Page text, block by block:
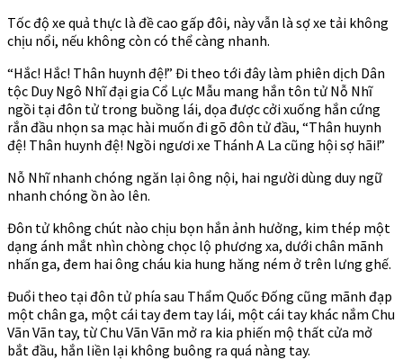
Tốc độ xe quả thực là đề cao gấp đôi, này vẫn là sợ xe tải không
chịu nổi, nếu không còn có thể càng nhanh.
“Hắc! Hắc! Thân huynh đệ!” Đi theo tới đây làm phiên dịch Dân
tộc Duy Ngô Nhĩ đại gia Cổ Lực Mẫu mang hắn tôn tử Nỗ Nhĩ
ngồi tại đôn tử trong buồng lái, dọa được cởi xuống hắn cứng
rắn đầu nhọn sa mạc hài muốn đi gõ đôn tử đầu, “Thân huynh
đệ! Thân huynh đệ! Ngồi ngươi xe Thánh A La cũng hội sợ hãi!”
Nỗ Nhĩ nhanh chóng ngăn lại ông nội, hai người dùng duy ngữ
nhanh chóng ồn ào lên.
Đôn tử không chút nào chịu bọn hắn ảnh hưởng, kim thép một
dạng ánh mắt nhìn chòng chọc lộ phương xa, dưới chân mãnh
nhấn ga, đem hai ông cháu kia hung hăng ném ở trên lưng ghế.
Đuổi theo tại đôn tử phía sau Thẩm Quốc Đống cũng mãnh đạp
một chân ga, một cái tay đem tay lái, một cái tay khác nắm Chu
Vãn Vãn tay, từ Chu Vãn Vãn mở ra kia phiến mộ thất cửa mở
bắt đầu, hắn liền lại không buông ra quá nàng tay.